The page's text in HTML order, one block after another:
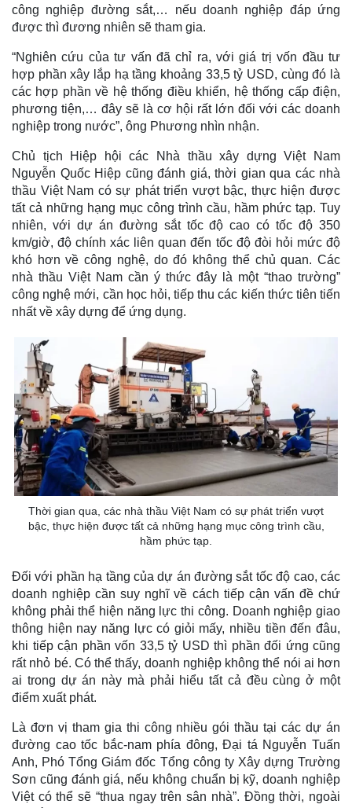
công nghiệp đường sắt,… nếu doanh nghiệp đáp ứng
được thì đương nhiên sẽ tham gia.
“Nghiên cứu của tư vấn đã chỉ ra, với giá trị vốn đầu tư
hợp phần xây lắp hạ tầng khoảng 33,5 tỷ USD, cùng đó là
các hợp phần về hệ thống điều khiển, hệ thống cấp điện,
phương tiện,… đây sẽ là cơ hội rất lớn đối với các doanh
nghiệp trong nước”, ông Phương nhìn nhận.
Chủ tịch Hiệp hội các Nhà thầu xây dựng Việt Nam
Nguyễn Quốc Hiệp cũng đánh giá, thời gian qua các nhà
thầu Việt Nam có sự phát triển vượt bậc, thực hiện được
tất cả những hạng mục công trình cầu, hầm phức tạp. Tuy
nhiên, với dự án đường sắt tốc độ cao có tốc độ 350
km/giờ, độ chính xác liên quan đến tốc độ đòi hỏi mức độ
khó hơn về công nghệ, do đó không thể chủ quan. Các
nhà thầu Việt Nam cần ý thức đây là một “thao trường”
công nghệ mới, cần học hỏi, tiếp thu các kiến thức tiên tiến
nhất về xây dựng để ứng dụng.
Thời gian qua, các nhà thầu Việt Nam có sự phát triển vượt
bậc, thực hiện được tất cả những hạng mục công trình cầu,
hầm phức tạp.
Đối với phần hạ tầng của dự án đường sắt tốc độ cao, các
doanh nghiệp cần suy nghĩ về cách tiếp cận vấn đề chứ
không phải thể hiện năng lực thi công. Doanh nghiệp giao
thông hiện nay năng lực có giỏi mấy, nhiều tiền đến đâu,
khi tiếp cận phần vốn 33,5 tỷ USD thì phần đối ứng cũng
rất nhỏ bé. Có thể thấy, doanh nghiệp không thể nói ai hơn
ai trong dự án này mà phải hiểu tất cả đều cùng ở một
điểm xuất phát.
Là đơn vị tham gia thi công nhiều gói thầu tại các dự án
đường cao tốc bắc-nam phía đông, Đại tá Nguyễn Tuấn
Anh, Phó Tổng Giám đốc Tổng công ty Xây dựng Trường
Sơn cũng đánh giá, nếu không chuẩn bị kỹ, doanh nghiệp
Việt có thể sẽ “thua ngay trên sân nhà”. Đồng thời, ngoài